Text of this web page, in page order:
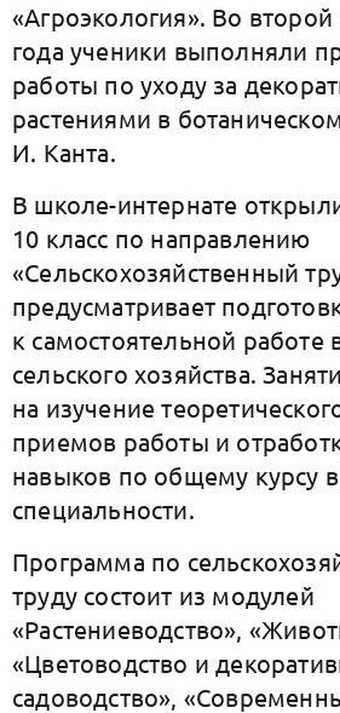
«Агроэкология». Во
года ученики выполняли
работы по уходу за
растениями в
И. Канта.
В школе-интернате
10 класс по направлению
«Сельскохозяйственный
предусматривает
к самостоятельной работе
сельского хозяйства.
на изучение
приемов работы и
навыков по общему курсу
специальности.
Программа по
труду состоит из модулей
«Растениеводство»,
«Цветоводство и
садоводство»,